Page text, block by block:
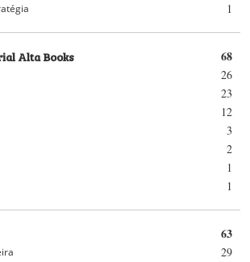
1
68
Alta Books
26
23
12
3
2
1
1
63
29